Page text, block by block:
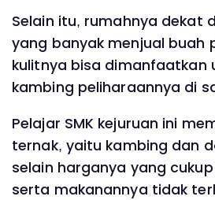
Selain itu, rumahnya dekat
yang banyak menjual buah
kulitnya bisa dimanfaatkan
kambing peliharaannya di
Pelajar SMK kejuruan ini
ternak, yaitu kambing dan
selain harganya yang
serta makanannya tidak